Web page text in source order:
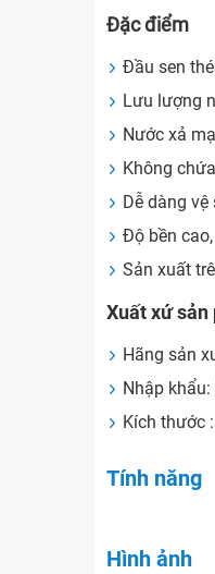
Đặc điểm
Đầu sen
Lưu lượng
Nước xả
Không
Dễ dàng
Độ bền
Sản xuất
Xuất xứ sản
Hãng sản
Nhập khẩu:
Kích thước
Tính năng
Hình ảnh